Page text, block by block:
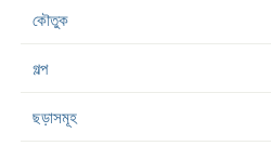
কৌতুক
গল্প
ছড়াসমূহ